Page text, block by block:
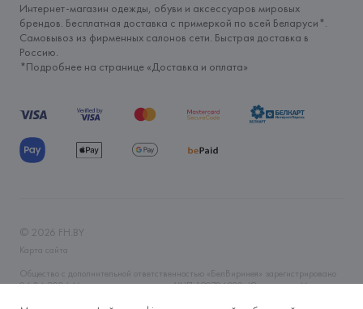
Интернет-магазин одежды, обуви и аксессуаров мировых
брендов. Бесплатная доставка с примеркой по всей Беларуси*.
Самовывоз из фирменных салонов сети. Быстрая доставка в
Россию.
*Подробнее на странице «Доставка и оплата»
© 2026 FH.BY
Карта сайта
Общество с дополнительной ответственностью «БелВиринея» зарегистрировано
06.04.2006 Минским горисполкомом. УНП 190706320. Юр.адрес: г. Минск, ул.